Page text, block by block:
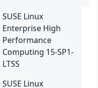
SUSE Linux
Enterprise High
Performance
Computing 15-SP1-
LTSS
SUSE Linux